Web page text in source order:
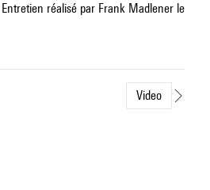
réalisé par Frank Madlener le
Video